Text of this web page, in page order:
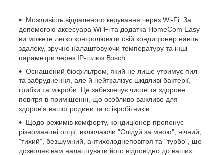
Можливість віддаленого керування через Wi-Fi. За
допомогою аксесуара Wi-Fi та додатка HomeCom Easy
ви можете легко контролювати свій кондиціонер навіть
здалеку, зручно налаштовуючи температуру та інші
параметри через IP-шлюз Bosch.
Оснащений біофільтром, який не лише утримує пил
та забруднення, але й нейтралізує шкідливі бактерії,
грибки та мікроби. Це забезпечує чисте та здорове
повітря в приміщенні, що особливо важливо для
здоров'я вашої родини та співробітників.
Щодо режимів комфорту, кондиціонер пропонує
різноманітні опції, включаючи "Слідуй за мною", нічний,
"тихий", безшумний, антихолоднеповітря та "турбо", що
дозволяє вам налаштувати його відповідно до ваших